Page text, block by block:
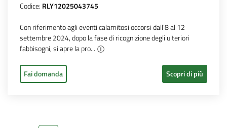
Codice: RLY12025043745
Con riferimento agli eventi calamitosi occorsi dall’8 al 12
settembre 2024, dopo la fase di ricognizione degli ulteriori
fabbisogni, si apre la pro...
Fai domanda Scopri di più